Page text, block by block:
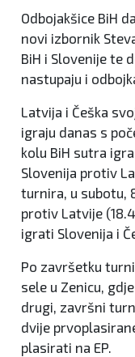
Odbojakšice BiH
novi izbornik
BiH i Slovenije te
nastupaju i
Latvija i Češka
igraju danas s
kolu BiH sutra
Slovenija protiv
turnira, u subotu,
protiv Latvije
igrati Slovenija i
Po završetku
sele u Zenicu,
drugi, završni
dvije
plasirati na EP.